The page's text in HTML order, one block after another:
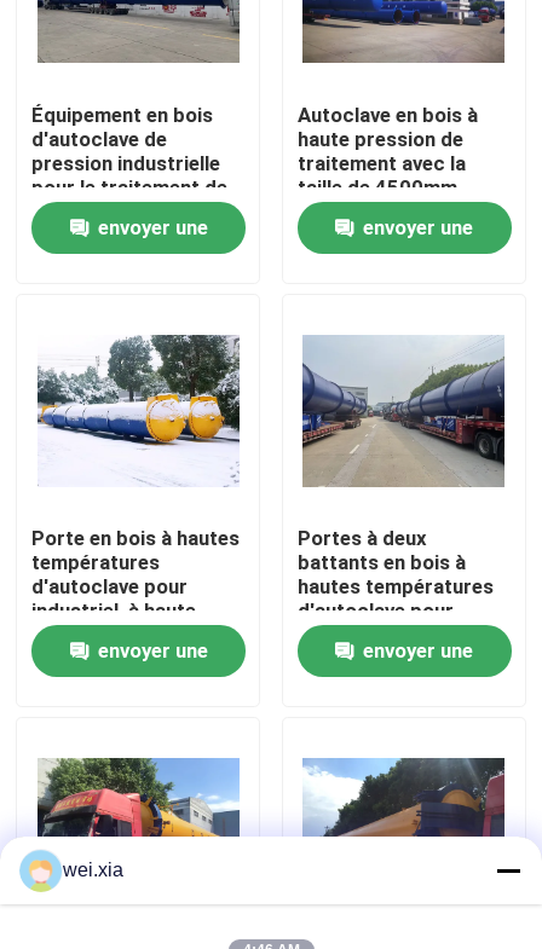
À la maison
Vidéos
À propos de nous
Visite de l'usine
Contrôle de la qualité
Nouvelles
Les affaires
Équipement en bois
d'autoclave de
pression industrielle
pour le traitement de
bois, Φ2m
envoyer une
Autoclave en bois à
haute pression de
traitement avec la
taille de 4500mm,
appropriée au fluide
de CCAenvoyer une
Porte en bois à hautes
températures
d'autoclave pour
industriel, à haute
pression en bois et de
haute qualitéenvoyer une
Portes à deux
battants en bois à
hautes températures
d'autoclave pour
industriel en bois,
Φ2.7mX22Menvoyer une
wei.xia